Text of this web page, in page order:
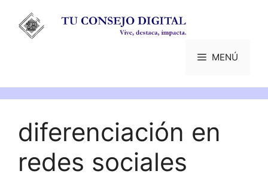
contenido
MENÚ
diferenciación en
redes sociales